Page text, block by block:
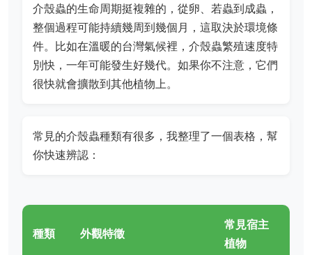
介殼蟲的生命周期挺複雜的，從卵、若蟲到成蟲，
整個過程可能持續幾周到幾個月，這取決於環境條
件。比如在溫暖的台灣氣候裡，介殼蟲繁殖速度特
別快，一年可能發生好幾代。如果你不注意，它們
很快就會擴散到其他植物上。
常見的介殼蟲種類有很多，我整理了一個表格，幫
你快速辨認：
種類 外觀特徵
常見宿主
植物